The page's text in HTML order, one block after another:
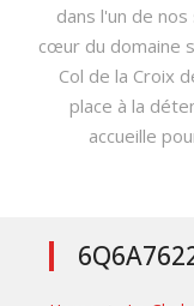
dans l'un de
cœur du domaine
Col de la Croix
place à la
accueille